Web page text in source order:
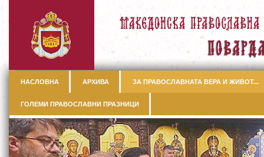
НАСЛОВНА АРХИВА ЗА ПРАВОСЛАВНАТА ВЕРА И ЖИВОТ...
ГОЛЕМИ ПРАВОСЛАВНИ ПРАЗНИЦИ